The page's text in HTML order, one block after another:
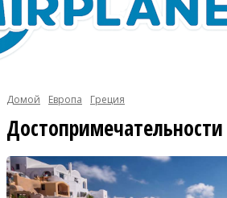
Домой Европа Греция